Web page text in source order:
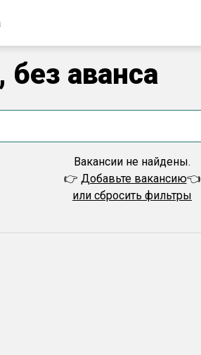
аванса
Вакансии не найдены.
👉 Добавьте вакансию👈
или сбросить фильтры